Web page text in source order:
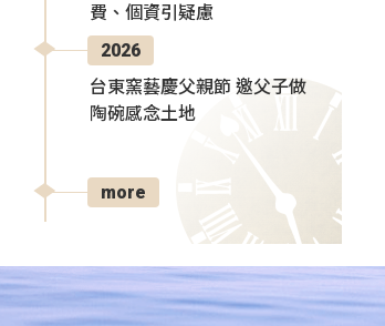
費、個資引疑慮
2026
台東窯藝慶父親節 邀父子做
陶碗感念土地
more